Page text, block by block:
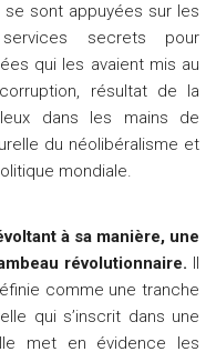
sont appuyées sur les
secrets pour
qui les avaient mis au
résultat de la
dans les mains de
du néolibéralisme et
mondiale.
à sa manière, une
révolutionnaire. Il
comme une tranche
qui s’inscrit dans une
met en évidence les